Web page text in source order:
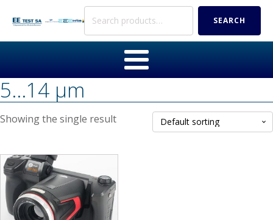
Search
SEARCH
5...14 µm
Showing the single result